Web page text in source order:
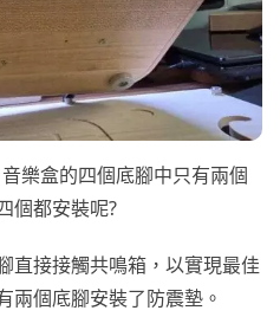
樂盒的四個底腳中只有兩個
個都安裝呢?
直接接觸共鳴箱，以實現最佳
兩個底腳安裝了防震墊。